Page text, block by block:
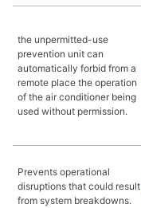
the unpermitted-use
prevention unit can
automatically forbid from a
remote place the operation
of the air conditioner being
used without permission.
Prevents operational
disruptions that could result
from system breakdowns.